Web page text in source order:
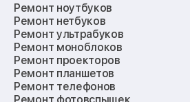
Ремонт ноутбуков
Ремонт нетбуков
Ремонт ультрабуков
Ремонт моноблоков
Ремонт проекторов
Ремонт планшетов
Ремонт телефонов